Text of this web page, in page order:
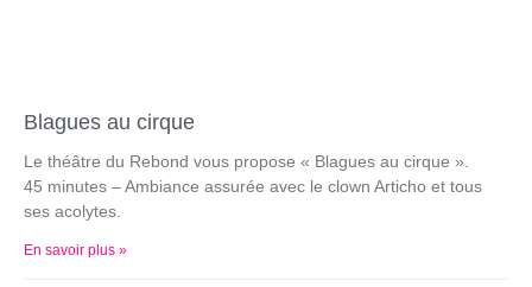
Blagues au cirque
Le théâtre du Rebond vous propose « Blagues au cirque ».
45 minutes – Ambiance assurée avec le clown Articho et tous
ses acolytes.
En savoir plus »